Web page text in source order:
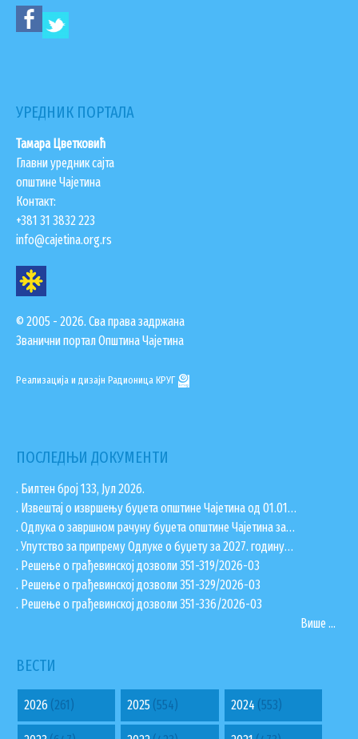
КОНТАКТИ
SEARCH
FORM
ПРЕТРАЖИ
УРЕДНИК ПОРТАЛА
Тамара Цветковић
Главни уредник сајта
општине Чајетина
Контакт:
+381 31 3832 223
info@cajetina.org.rs
© 2005 - 2026. Сва права задржана
Званични портал Општина Чајетина
Реализација и дизајн Радионица КРУГ
ПОСЛЕДЊИ ДОКУМЕНТИ
. Билтен број 133, Јул 2026.
. Извештај о извршењу буџета општине Чајетина од 01.01…
. Одлука о завршном рачуну буџета општине Чајетина за…
. Упутство за припрему Одлуке о буџету за 2027. годину…
. Решење о грађевинској дозволи 351-319/2026-03
. Решење о грађевинској дозволи 351-329/2026-03
. Решење о грађевинској дозволи 351-336/2026-03
Више ...
ВЕСТИ
2026 (261) 2025 (554) 2024 (553)